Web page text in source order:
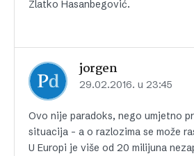
Zlatko Hasanbegović.
jorgen
29.02.2016. u 23:45
Ovo nije paradoks, nego umjetno
situacija – a o razlozima se može
U Europi je više od 20 milijuna